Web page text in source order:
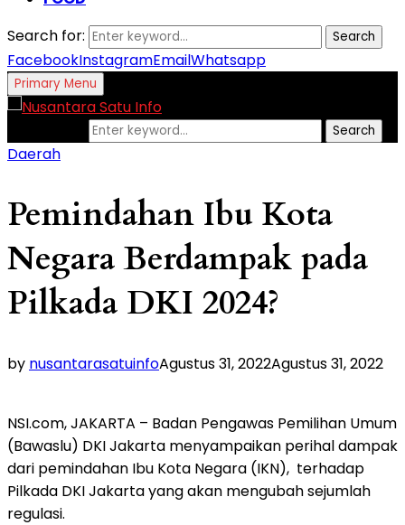
Search for:
Search
FacebookInstagramEmailWhatsapp
Primary Menu
Search
Daerah
Pemindahan Ibu Kota
Negara Berdampak pada
Pilkada DKI 2024?
by nusantarasatuinfoAgustus 31, 2022Agustus 31, 2022
NSI.com, JAKARTA – Badan Pengawas Pemilihan Umum
(Bawaslu) DKI Jakarta menyampaikan perihal dampak
dari pemindahan Ibu Kota Negara (IKN), terhadap
Pilkada DKI Jakarta yang akan mengubah sejumlah
regulasi.